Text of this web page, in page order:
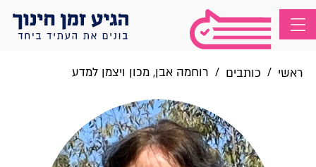
ראשי / כותבים / רוחמה אבן, מכון ויצמן למדע